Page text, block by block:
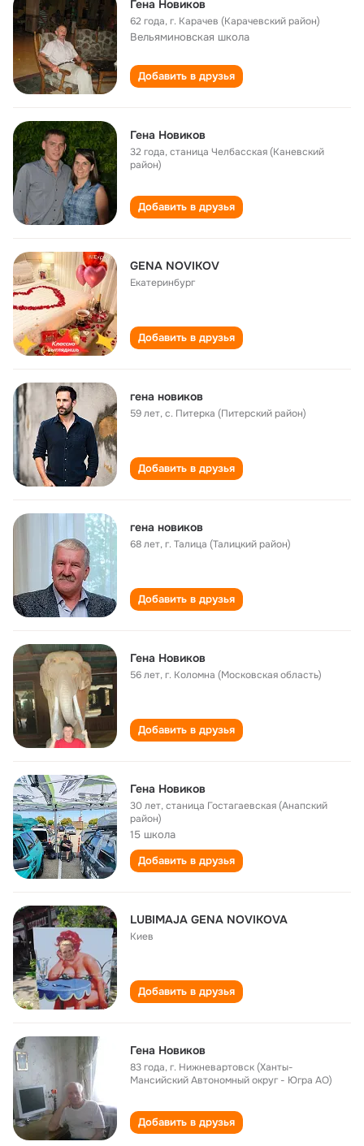
Гена Новиков
62 года,г. Карачев (Карачевский район)
Вельяминовская школа
Добавить в друзья
Гена Новиков
32 года,станица Челбасская (Каневский
район)
Добавить в друзья
GENA NOVIKOV
Екатеринбург
Добавить в друзья
гена новиков
59 лет,с. Питерка (Питерский район)
Добавить в друзья
гена новиков
68 лет,г. Талица (Талицкий район)
Добавить в друзья
Гена Новиков
56 лет,г. Коломна (Московская область)
Добавить в друзья
Гена Новиков
30 лет,станица Гостагаевская (Анапский
район)
15 школа
Добавить в друзья
LUBIMAJA GENA NOVIKOVA
Киев
Добавить в друзья
Гена Новиков
83 года,г. Нижневартовск (Ханты-
Мансийский Автономный округ - Югра АО)
Добавить в друзья